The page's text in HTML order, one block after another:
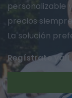
personalizable
precios
La solución
Regístrate ya!!